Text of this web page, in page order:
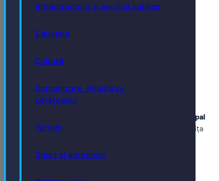
Infrastructură și servicii publice
Educație
Cultură
Comunicare. Relația cu
cetățeanul
Turism
Sport și agrement
Centrul Cultural Municipal
Bistriṭa